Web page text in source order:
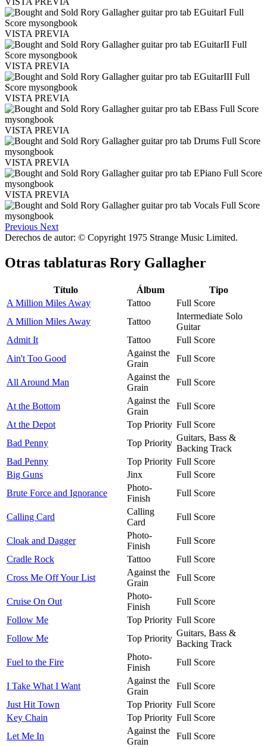
VISTA PREVIA
VISTA PREVIA
VISTA PREVIA
VISTA PREVIA
VISTA PREVIA
VISTA PREVIA
Previous Next
Derechos de autor: © Copyright 1975 Strange Music Limited.
Otras tablaturas Rory Gallagher
Título Álbum
Tipo
A Million Miles Away
Tattoo
Full Score
A Million Miles Away
Tattoo
Intermediate Solo
Guitar
Admit It
Tattoo
Full Score
Ain't Too Good
Against the
Grain
Full Score
All Around Man
Against the
Grain
Full Score
At the Bottom
Against the
Grain
Full Score
At the Depot
Top Priority Full Score
Bad Penny
Top Priority
Guitars, Bass &
Backing Track
Bad Penny
Top Priority Full Score
Big Guns
Jinx
Full Score
Brute Force and Ignorance
Photo-
Finish
Full Score
Calling Card
Calling
Card
Full Score
Cloak and Dagger
Photo-
Finish
Full Score
Cradle Rock
Tattoo
Full Score
Cross Me Off Your List
Against the
Grain
Full Score
Cruise On Out
Photo-
Finish
Full Score
Follow Me
Top Priority Full Score
Follow Me
Top Priority
Guitars, Bass &
Backing Track
Fuel to the Fire
Photo-
Finish
Full Score
I Take What I Want
Against the
Grain
Full Score
Just Hit Town
Top Priority Full Score
Key Chain
Top Priority Full Score
Let Me In
Against the
Grain
Full Score